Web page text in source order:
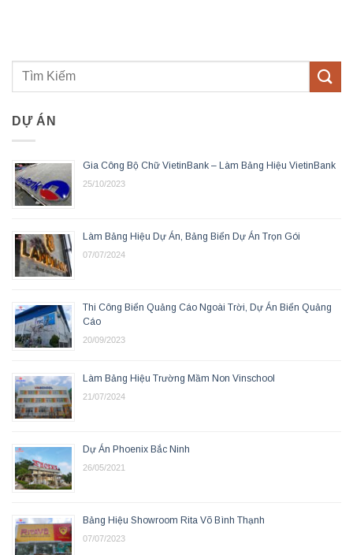
DỰ ÁN
Gia Công Bộ Chữ VietinBank – Làm Bảng Hiệu VietinBank
25/10/2023
Làm Bảng Hiệu Dự Án, Bảng Biển Dự Án Trọn Gói
07/07/2024
Thi Công Biển Quảng Cáo Ngoài Trời, Dự Án Biển Quảng
Cáo
20/09/2023
Làm Bảng Hiệu Trường Mầm Non Vinschool
21/07/2024
Dự Án Phoenix Bắc Ninh
26/05/2021
Bảng Hiệu Showroom Rita Võ Bình Thạnh
07/07/2023